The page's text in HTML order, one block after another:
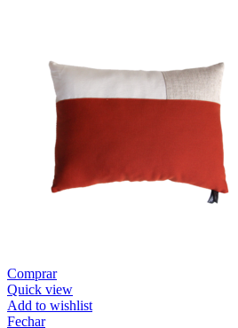
Comprar
Quick view
Add to wishlist
Fechar